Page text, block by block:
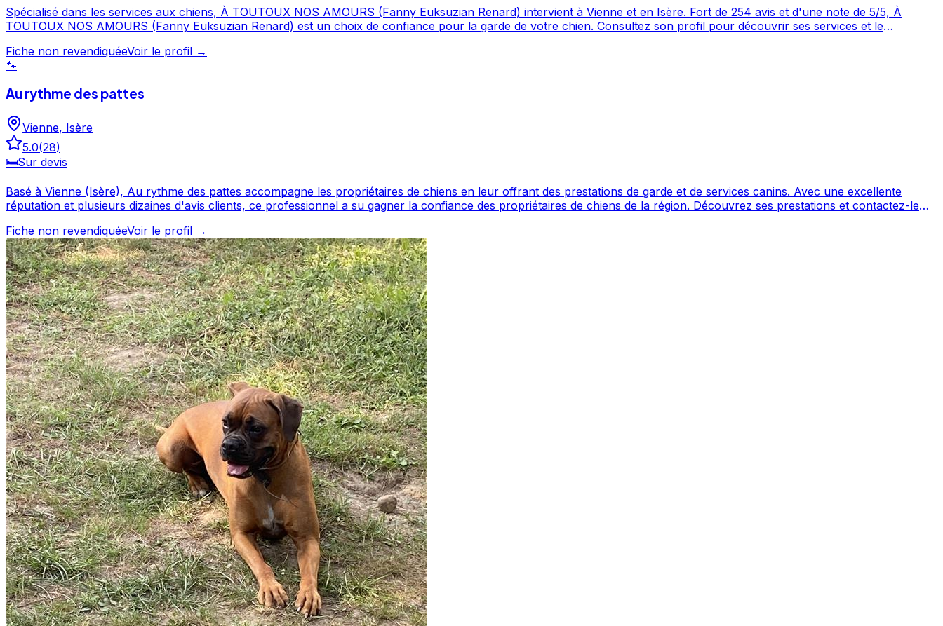
Spécialisé dans les services aux chiens, À TOUTOUX NOS AMOURS (Fanny Euksuzian Renard) intervient à Vienne et en Isère. Fort de 254 avis et d'une note de 5/5, À
TOUTOUX NOS AMOURS (Fanny Euksuzian Renard) est un choix de confiance pour la garde de votre chien. Consultez son profil pour découvrir ses services et le
254 avis.
Fiche non revendiquéeVoir le profil →
🐾
Au rythme des pattes
Vienne, Isère
5.0(28)
🛏️Sur devis
Basé à Vienne (Isère), Au rythme des pattes accompagne les propriétaires de chiens en leur offrant des prestations de garde et de services canins. Avec une excellente
réputation et plusieurs dizaines d'avis clients, ce professionnel a su gagner la confiance des propriétaires de chiens de la région. Découvrez ses prestations et contactez-le
Fiche non revendiquéeVoir le profil →